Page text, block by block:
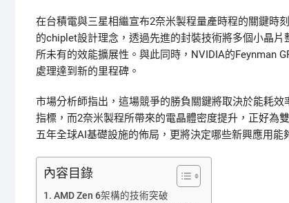
在台積電與三星相繼宣布2奈米製程量產時程的關鍵時
的chiplet設計理念，透過先進的封裝技術將多個小晶
所未有的效能擴展性。與此同時，NVIDIA的Feynman
處理達到新的里程碑。
市場分析師指出，這場競爭的勝負關鍵將取決於能耗
指標，而2奈米製程所帶來的電晶體密度提升，正好為
五年全球AI基礎設施的佈局，更將決定哪些新興應用能
內容目錄
AMD Zen 6架構的技術突破